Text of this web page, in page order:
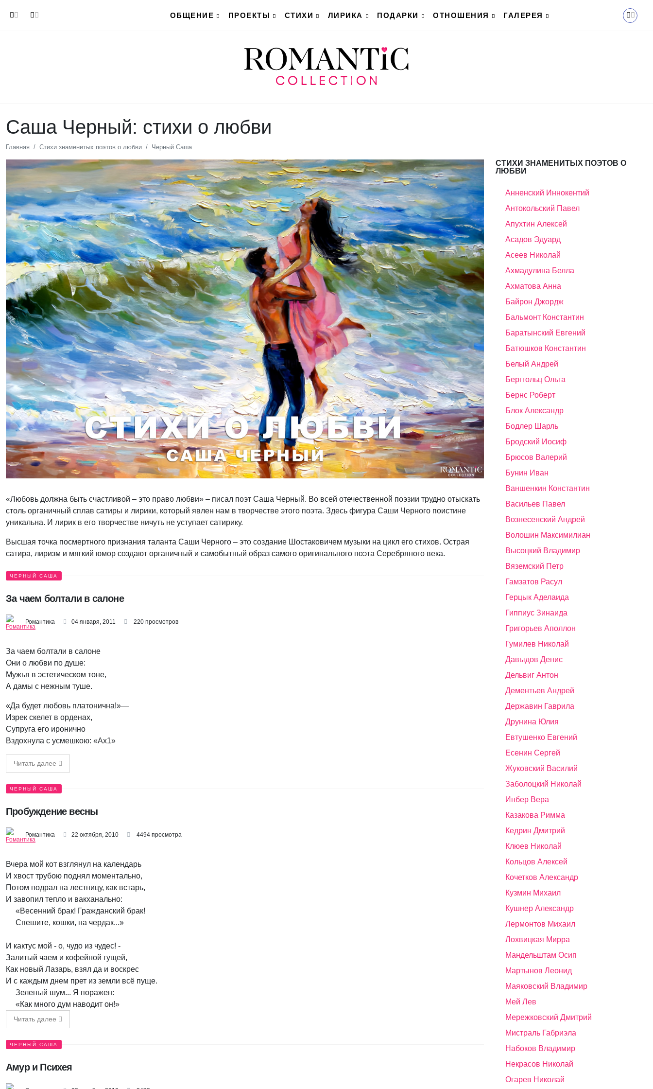
ОБЩЕНИЕ
ПРОЕКТЫ СТИХИ ЛИРИКА ПОДАРКИ ОТНОШЕНИЯ ГАЛЕРЕЯ
Саша Черный: стихи о любви
Главная Стихи знаменитых поэтов о любви Черный Саша
«Любовь должна быть счастливой – это право любви» – писал поэт Саша Черный. Во всей отечественной поэзии трудно отыскать
столь органичный сплав сатиры и лирики, который явлен нам в творчестве этого поэта. Здесь фигура Саши Черного поистине
уникальна. И лирик в его творчестве ничуть не уступает сатирику.
Высшая точка посмертного признания таланта Саши Черного – это создание Шостаковичем музыки на цикл его стихов. Острая
сатира, лиризм и мягкий юмор создают органичный и самобытный образ самого оригинального поэта Серебряного века.
ЧЕРНЫЙ САША
За чаем болтали в салоне
Романтика 04 января, 2011 220 просмотров
За чаем болтали в салоне
Они о любви по душе:
Мужья в эстетическом тоне,
А дамы с нежным туше.
«Да будет любовь платонична!»—
Изрек скелет в орденах,
Супруга его иронично
Вздохнула с усмешкою: «Ах1»
Читать далее
ЧЕРНЫЙ САША
Пробуждение весны
Романтика 22 октября, 2010 4494 просмотра
Вчера мой кот взглянул на календарь
И хвост трубою поднял моментально,
Потом подрал на лестницу, как встарь,
И завопил тепло и вакханально:
«Весенний брак! Гражданский брак!
Спешите, кошки, на чердак...»
И кактус мой - о, чудо из чудес! -
Залитый чаем и кофейной гущей,
Как новый Лазарь, взял да и воскрес
И с каждым днем прет из земли всё пуще.
Зеленый шум... Я поражен:
«Как много дум наводит он!»
Читать далее
ЧЕРНЫЙ САША
Амур и Психея
СТИХИ ЗНАМЕНИТЫХ ПОЭТОВ О
ЛЮБВИ
Анненский Иннокентий
Антокольский Павел
Апухтин Алексей
Асадов Эдуард
Асеев Николай
Ахмадулина Белла
Ахматова Анна
Байрон Джордж
Бальмонт Константин
Баратынский Евгений
Батюшков Константин
Белый Андрей
Берггольц Ольга
Бернс Роберт
Блок Александр
Бодлер Шарль
Бродский Иосиф
Брюсов Валерий
Бунин Иван
Ваншенкин Константин
Васильев Павел
Вознесенский Андрей
Волошин Максимилиан
Высоцкий Владимир
Вяземский Петр
Гамзатов Расул
Герцык Аделаида
Гиппиус Зинаида
Григорьев Аполлон
Гумилев Николай
Давыдов Денис
Дельвиг Антон
Дементьев Андрей
Державин Гаврила
Друнина Юлия
Евтушенко Евгений
Есенин Сергей
Жуковский Василий
Заболоцкий Николай
Инбер Вера
Казакова Римма
Кедрин Дмитрий
Клюев Николай
Кольцов Алексей
Кочетков Александр
Кузмин Михаил
Кушнер Александр
Лермонтов Михаил
Лохвицкая Мирра
Мандельштам Осип
Мартынов Леонид
Маяковский Владимир
Мей Лев
Мережковский Дмитрий
Мистраль Габриэла
Набоков Владимир
Некрасов Николай
Огарев Николай